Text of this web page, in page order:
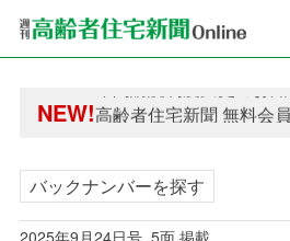
NEW!高齢者住宅新聞 無料会
高齢者住宅新聞 無料会
バックナンバーを探す
2025年9月24日号 5面 掲載